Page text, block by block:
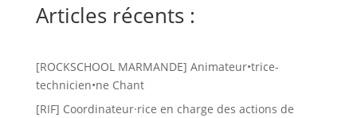
Articles récents :
[ROCKSCHOOL MARMANDE] Animateur•trice-
technicien•ne Chant
[RIF] Coordinateur·rice en charge des actions de